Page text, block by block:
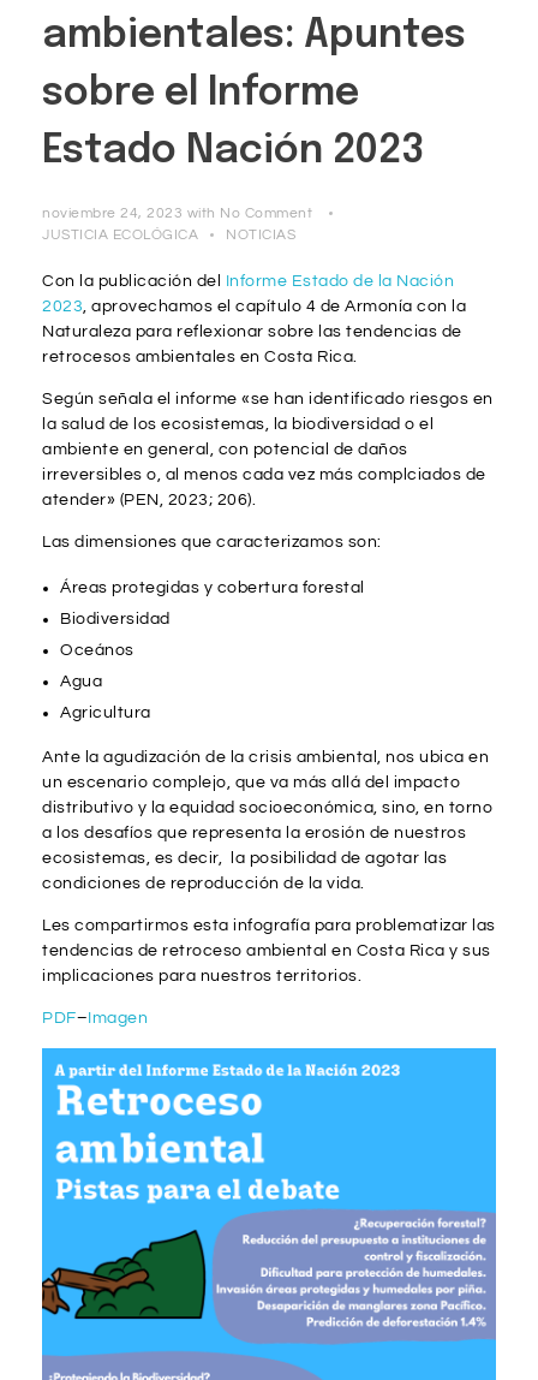
ambientales: Apuntes
sobre el Informe
Estado Nación 2023
noviembre 24, 2023 with No Comment
JUSTICIA ECOLÓGICA
NOTICIAS
Con la publicación del
Informe Estado de la Nación
2023, aprovechamos el capítulo 4 de Armonía con la
Naturaleza para reflexionar sobre las tendencias de
retrocesos ambientales en Costa Rica.
Según señala el informe «se han identificado riesgos en
la salud de los ecosistemas, la biodiversidad o el
ambiente en general, con potencial de daños
irreversibles o, al menos cada vez más complciados de
atender» (PEN, 2023; 206).
Las dimensiones que caracterizamos son:
Áreas protegidas y cobertura forestal
Biodiversidad
Oceános
Agua
Agricultura
Ante la agudización de la crisis ambiental, nos ubica en
un escenario complejo, que va más allá del impacto
distributivo y la equidad socioeconómica, sino, en torno
a los desafíos que representa la erosión de nuestros
ecosistemas, es decir, la posibilidad de agotar las
condiciones de reproducción de la vida.
Les compartirmos esta infografía para problematizar las
tendencias de retroceso ambiental en Costa Rica y sus
implicaciones para nuestros territorios.
PDF– Imagen